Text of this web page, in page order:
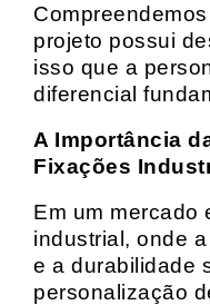
projeto possui
isso que a
diferencial
A Importância
Fixações
Em um mercado
industrial, onde
e a durabilidade
personalização